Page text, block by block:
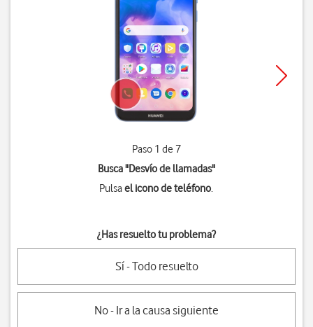
Paso 1 de 7
Busca "Desvío de llamadas"
Pulsael icono de teléfono.
¿Has resuelto tu problema?
Sí - Todo resuelto
No - Ir a la causa siguiente